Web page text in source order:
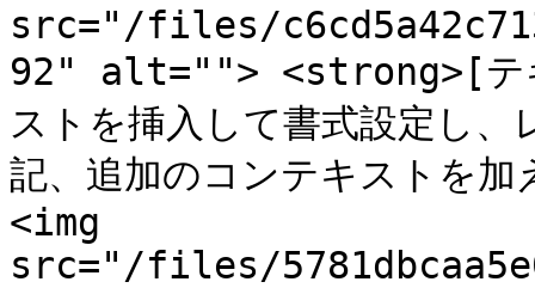
src="/files/
92" alt=""> <strong>[テ
ストを挿入して書式設定し
記、追加のコンテキスト
<img
src="/files/